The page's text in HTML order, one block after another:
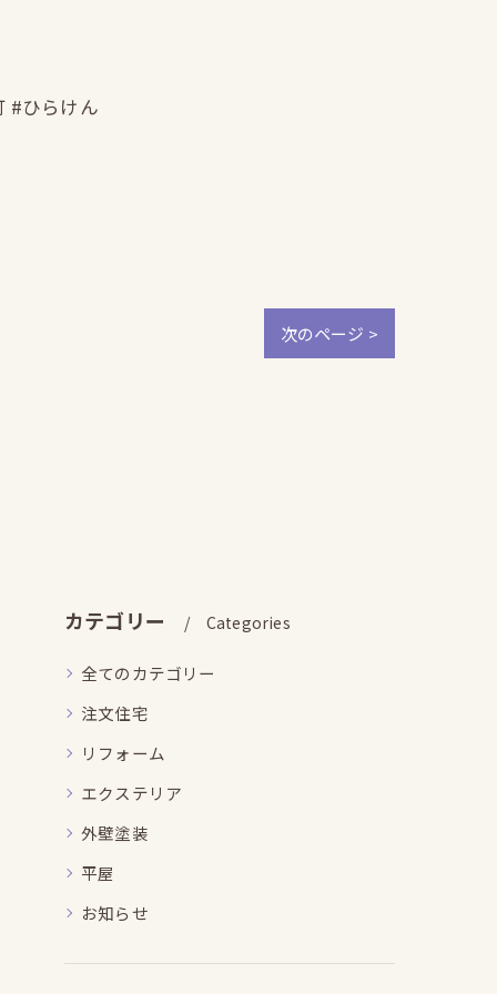
#ひらけん
次のページ >
カテゴリー Categories
全てのカテゴリー
注文住宅
リフォーム
エクステリア
外壁塗装
平屋
お知らせ